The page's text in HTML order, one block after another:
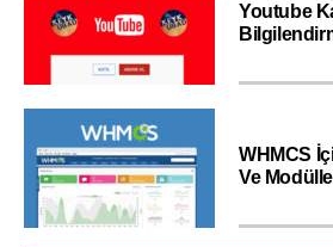
Youtube
WHMCS
Ve